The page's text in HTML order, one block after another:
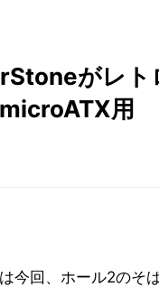
がレト
用
今回、ホール2のそ